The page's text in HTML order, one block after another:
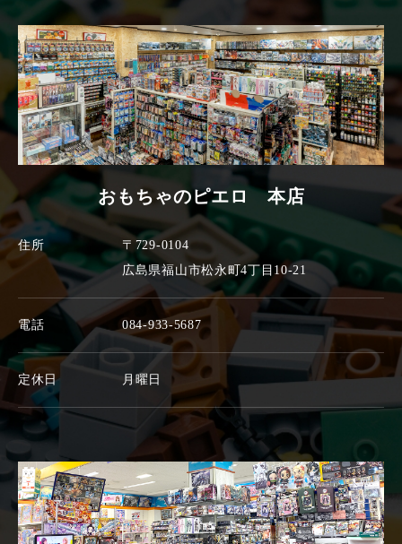
おもちゃのピエロ 本店
住所
〒729-0104
広島県福山市松永町4丁目10-21
電話 084-933-5687
定休日 月曜日